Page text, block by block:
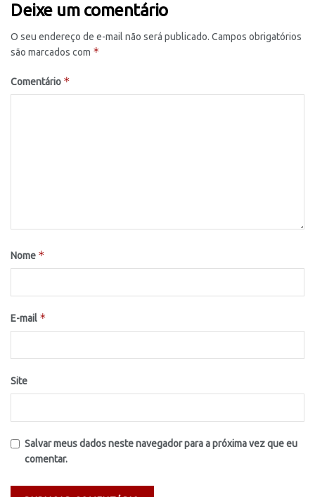
Deixe um comentário
O seu endereço de e-mail não será publicado. Campos obrigatórios
são marcados com *
Comentário *
Nome *
E-mail *
Site
Salvar meus dados neste navegador para a próxima vez que eu
comentar.